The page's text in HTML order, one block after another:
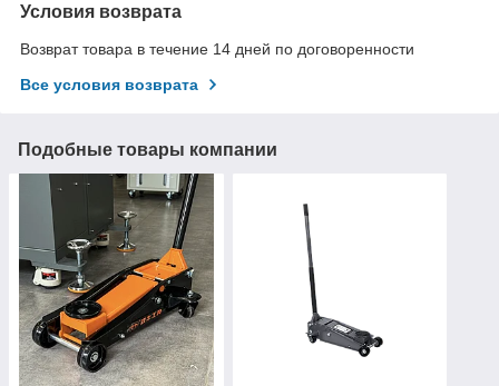
Условия возврата
Возврат товара в течение 14 дней по договоренности
Все условия возврата
Подобные товары компании